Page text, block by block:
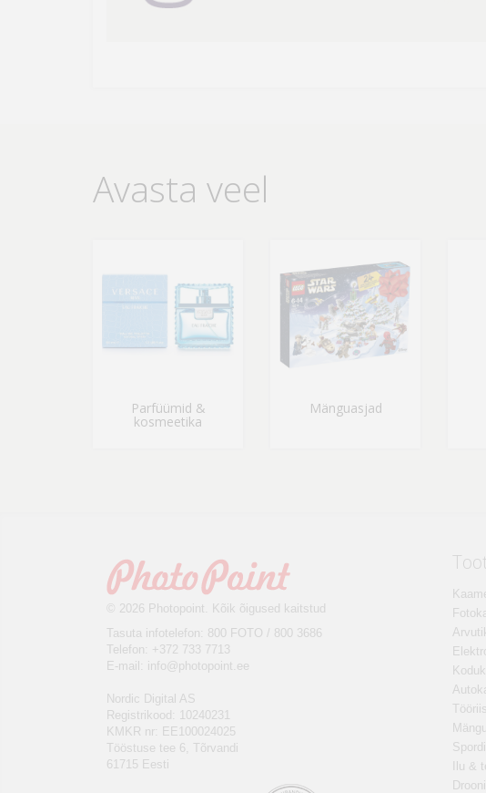
Avasta veel
Parfüümid &
kosmeetika
Mänguasjad
© 2026 Photopoint. Kõik õigused kaitstud
Tasuta infotelefon: 800 FOTO / 800 3686
Telefon: +372 733 7713
E-mail: info@photopoint.ee
Nordic Digital AS
Registrikood: 10240231
KMKR nr: EE100024025
Tööstuse tee 6, Tõrvandi
61715 Eesti
Ilu &